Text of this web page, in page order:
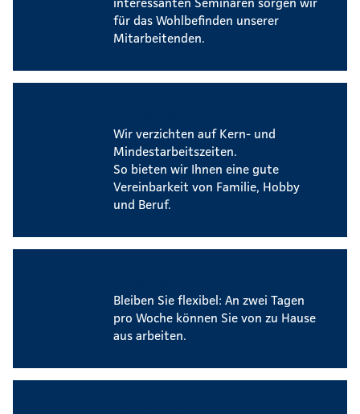
für das Wohlbefinden unserer
Mitarbeitenden.
Wir verzichten auf Kern- und
Mindestarbeitszeiten.
So bieten wir Ihnen eine gute
Vereinbarkeit von Familie, Hobby
und Beruf.
Bleiben Sie flexibel: An zwei Tagen
pro Woche können Sie von zu Hause
aus arbeiten.